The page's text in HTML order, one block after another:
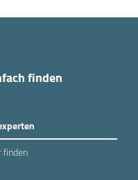
finden
finden